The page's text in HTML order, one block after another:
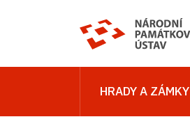
HRADY A ZÁMKY